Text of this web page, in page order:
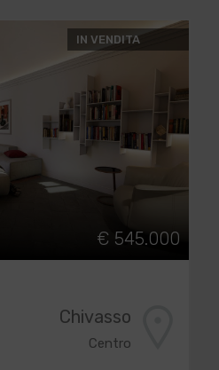
IN VENDITA
€ 545.000
Chivasso
Centro